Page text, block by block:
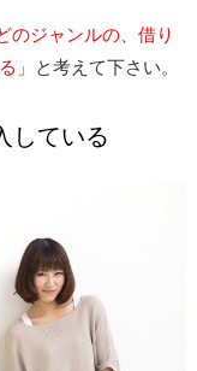
のジャンルの、借り
」
と考えて下さい。
している